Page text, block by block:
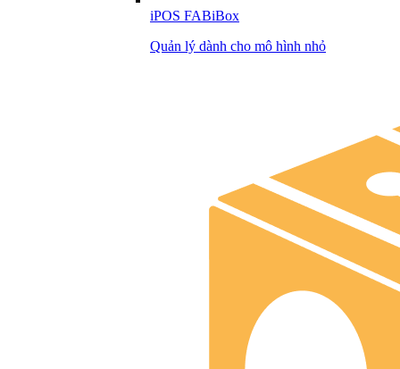
iPOS FABiBox
Quản lý dành cho mô hình nhỏ